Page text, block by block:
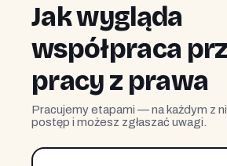
Jak wygląda
współpraca
pracy z prawa
Pracujemy etapami — na każdym z
postęp i możesz zgłaszać uwagi.